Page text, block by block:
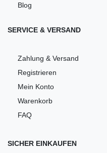
Blog
SERVICE & VERSAND
Zahlung & Versand
Registrieren
Mein Konto
Warenkorb
FAQ
SICHER EINKAUFEN